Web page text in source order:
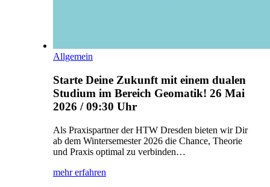
Allgemein
Starte Deine Zukunft mit einem dualen
Studium im Bereich Geomatik! 26 Mai
2026 / 09:30 Uhr
Als Praxispartner der HTW Dresden bieten wir Dir
ab dem Wintersemester 2026 die Chance, Theorie
und Praxis optimal zu verbinden…
mehr erfahren